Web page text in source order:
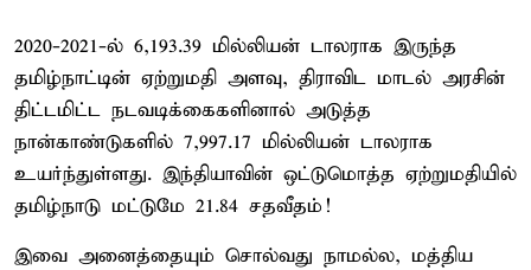
2020-2021-ல் 6,193.39 மில்லியன் டாலராக இருந்த
தமிழ்நாட்டின் ஏற்றுமதி அளவு, திராவிட மாடல் அரசின்
திட்டமிட்ட நடவடிக்கைகளினால் அடுத்த
நான்காண்டுகளில் 7,997.17 மில்லியன் டாலராக
உயர்ந்துள்ளது. இந்தியாவின் ஒட்டுமொத்த ஏற்றுமதியில்
தமிழ்நாடு மட்டுமே 21.84 சதவீதம்!
இவை அனைத்தையும் சொல்வது நாமல்ல, மத்திய